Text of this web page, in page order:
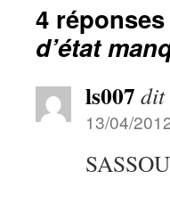
4
d’état
ls007
13/04/